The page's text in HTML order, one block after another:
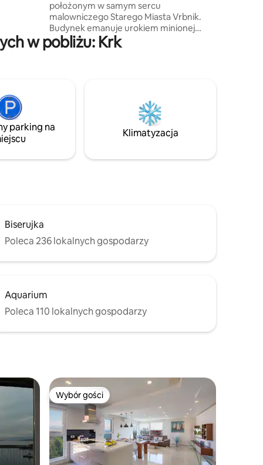
położonym w samym sercu
malowniczego Starego Miasta Vrbnik.
Budynek emanuje urokiem minionej
epoki, zapraszając do zanurzenia się
w atmosferze historii i elegancji. To nie
opowiada własną historię, dodając
wyjątkowego charakteru. Daj się
oczarować wyjątkowemu połączeniu
historii i nowoczesnego komfortu oraz
zachwycającym miejscu.
w pobliżu: Krk
parking na
Klimatyzacja
Biserujka
Poleca 236 lokalnych gospodarzy
Aquarium
Poleca 110 lokalnych gospodarzy
Wybór gości
Wybór gości